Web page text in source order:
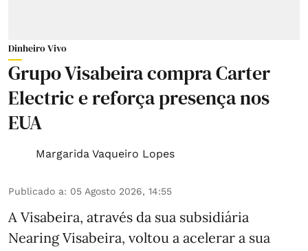
Dinheiro Vivo
Grupo Visabeira compra Carter
Electric e reforça presença nos
EUA
Margarida Vaqueiro Lopes
Publicado a: 05 Agosto 2026, 14:55
A Visabeira, através da sua subsidiária
Nearing Visabeira, voltou a acelerar a sua